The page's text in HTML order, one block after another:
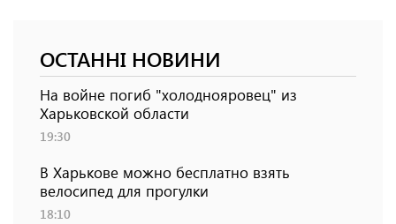
ОСТАННІ НОВИНИ
На войне погиб "холоднояровец" из
Харьковской области
19:30
В Харькове можно бесплатно взять
велосипед для прогулки
18:10